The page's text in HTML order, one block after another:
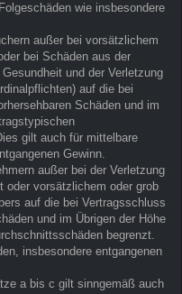
wie insbesondere
außer bei vorsätzlichem
bei Schäden aus der
und der Verletzung
auf die bei
Schäden und im
gilt auch für mittelbare
Gewinn.
außer bei der Verletzung
oder vorsätzlichem oder grob
auf die bei Vertragsschluss
und im Übrigen der Höhe
begrenzt.
insbesondere entgangenen
a bis c gilt sinngemäß auch